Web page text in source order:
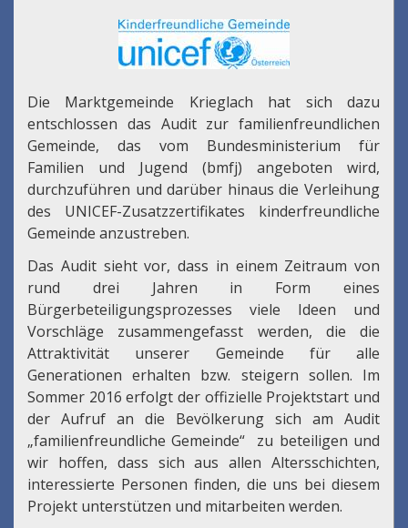
Die Marktgemeinde Krieglach hat sich dazu
entschlossen das Audit zur familienfreundlichen
Gemeinde, das vom Bundesministerium für
Familien und Jugend (bmfj) angeboten wird,
durchzuführen und darüber hinaus die Verleihung
des UNICEF-Zusatzzertifikates kinderfreundliche
Gemeinde anzustreben.
Das Audit sieht vor, dass in einem Zeitraum von
rund drei Jahren in Form eines
Bürgerbeteiligungsprozesses viele Ideen und
Vorschläge zusammengefasst werden, die die
Attraktivität unserer Gemeinde für alle
Generationen erhalten bzw. steigern sollen. Im
Sommer 2016 erfolgt der offizielle Projektstart und
der Aufruf an die Bevölkerung sich am Audit
„familienfreundliche Gemeinde“ zu beteiligen und
wir hoffen, dass sich aus allen Altersschichten,
interessierte Personen finden, die uns bei diesem
Projekt unterstützen und mitarbeiten werden.